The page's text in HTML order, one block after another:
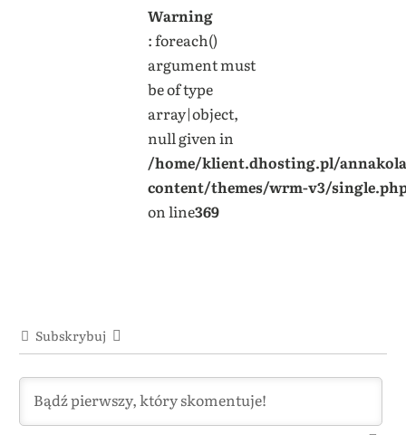
Warning
: foreach()
argument must
be of type
array|object,
null given in
/home/klient.dhosting.pl/
content/themes/wrm-v3/
on line369
Subskrybuj